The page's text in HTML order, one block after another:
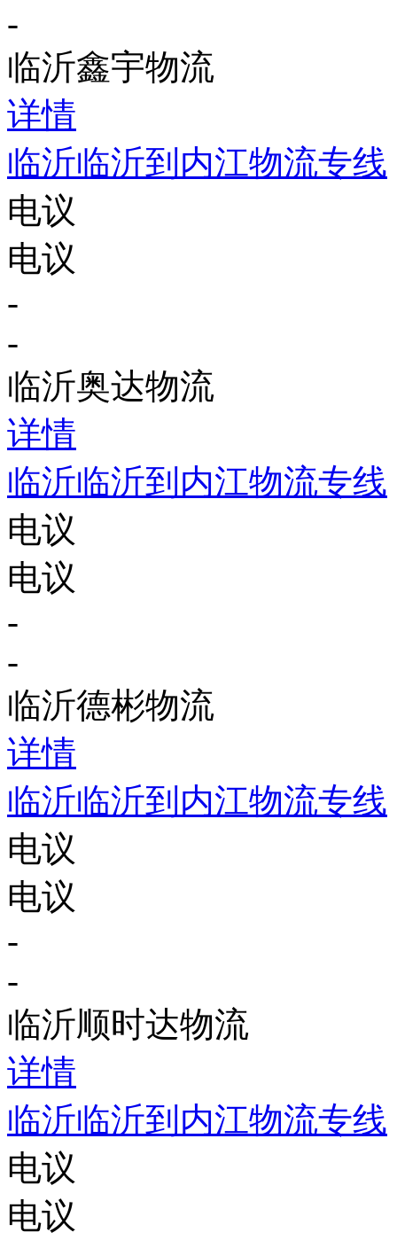
-
临沂鑫宇物流
详情
临沂临沂到内江物流专线
电议
电议
-
-
临沂奥达物流
详情
临沂临沂到内江物流专线
电议
电议
-
-
临沂德彬物流
详情
临沂临沂到内江物流专线
电议
电议
-
-
临沂顺时达物流
详情
临沂临沂到内江物流专线
电议
电议